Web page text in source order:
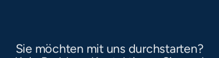
Sie möchten mit uns durchstarten?